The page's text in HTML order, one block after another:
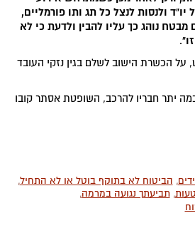
ולנסות לנצל כל תג ותו פורמליים,
נוהג כך עליו להבין ולדעת כי לא
.
על הכשרת הישוב לשלם בגין נזקי העובד
יתר חבריו להרכב, השופטת אסתר קובו
, הביטוח לא בתוקף בוטל או לא התחיל,
,תביעתך נגועה במרמה,